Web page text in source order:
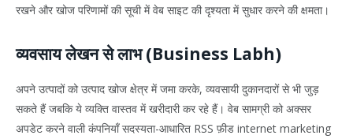
रखने और खोज परिणामों की सूची में वेब साइट की दृश्यता में सुधार करने की क्षमता।
व्यवसाय लेखन से लाभ (Business Labh)
अपने उत्पादों को उत्पाद खोज क्षेत्र में जमा करके, व्यवसायी दुकानदारों से भी जुड़
सकते हैं जबकि ये व्यक्ति वास्तव में खरीदारी कर रहे हैं। वेब सामग्री को अक्सर
अपडेट करने वाली कंपनियाँ सदस्यता-आधारित RSS फ़ीड internet marketing